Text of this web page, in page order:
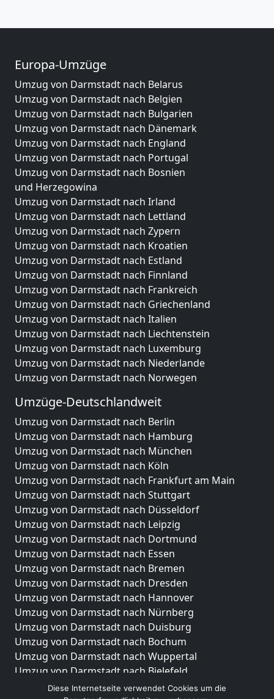
Europa-Umzüge
Umzug von Darmstadt nach Belarus
Umzug von Darmstadt nach Belgien
Umzug von Darmstadt nach Bulgarien
Umzug von Darmstadt nach Dänemark
Umzug von Darmstadt nach England
Umzug von Darmstadt nach Portugal
Umzug von Darmstadt nach Bosnien
und Herzegowina
Umzug von Darmstadt nach Irland
Umzug von Darmstadt nach Lettland
Umzug von Darmstadt nach Zypern
Umzug von Darmstadt nach Kroatien
Umzug von Darmstadt nach Estland
Umzug von Darmstadt nach Finnland
Umzug von Darmstadt nach Frankreich
Umzug von Darmstadt nach Griechenland
Umzug von Darmstadt nach Italien
Umzug von Darmstadt nach Liechtenstein
Umzug von Darmstadt nach Luxemburg
Umzug von Darmstadt nach Niederlande
Umzug von Darmstadt nach Norwegen
Umzüge-Deutschlandweit
Umzug von Darmstadt nach Berlin
Umzug von Darmstadt nach Hamburg
Umzug von Darmstadt nach München
Umzug von Darmstadt nach Köln
Umzug von Darmstadt nach Frankfurt am Main
Umzug von Darmstadt nach Stuttgart
Umzug von Darmstadt nach Düsseldorf
Umzug von Darmstadt nach Leipzig
Umzug von Darmstadt nach Dortmund
Umzug von Darmstadt nach Essen
Umzug von Darmstadt nach Bremen
Umzug von Darmstadt nach Dresden
Umzug von Darmstadt nach Hannover
Umzug von Darmstadt nach Nürnberg
Umzug von Darmstadt nach Duisburg
Umzug von Darmstadt nach Bochum
Umzug von Darmstadt nach Wuppertal
Umzug von Darmstadt nach Bielefeld
Umzug von Darmstadt nach Bonn
Diese Internetseite verwendet Cookies um die